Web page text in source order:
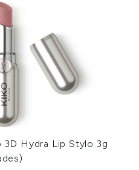
3D Hydra Lip Stylo 3g